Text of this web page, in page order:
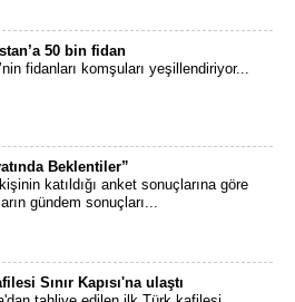
50 bin fidan
fidanları komşuları yeşillendiriyor...
Beklentiler”
katıldığı anket sonuçlarına göre
gündem sonuçları...
Sınır Kapısı'na ulaştı